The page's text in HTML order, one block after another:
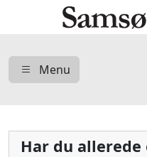
Menu
Har du allerede